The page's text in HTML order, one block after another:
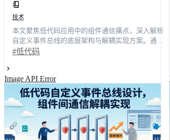
技术
本文聚焦低代码应用中的组件通信痛点，深入解析
自定义事件总线的底层架构与解耦实现方案。通过7
大核心问答，系统阐述从架构设计、发布订阅机制
上通信故障率下降68%。文末提供主流平台横向测
评与落地指南，助力技术决策者快速构建高可用、
易维护的企业级数字化底座，大幅降低长期运维成
本与技术债务风险。
#低代码
Image API Error